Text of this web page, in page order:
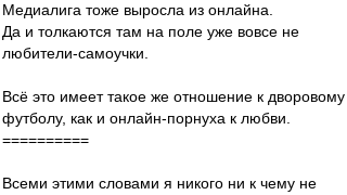
Медиалига тоже выросла из онлайна.
Да и толкаются там на поле уже вовсе не
любители-самоучки.
Всё это имеет такое же отношение к дворовому
футболу, как и онлайн-порнуха к любви.
==========
Всеми этими словами я никого ни к чему не